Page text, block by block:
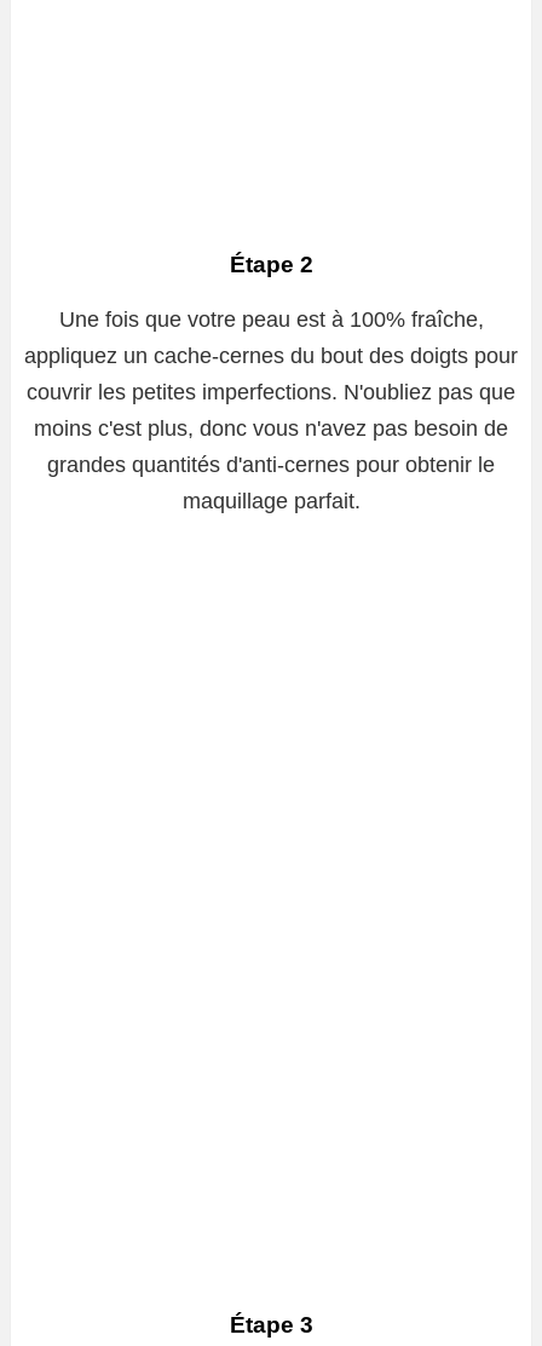
Étape 2
Une fois que votre peau est à 100% fraîche,
appliquez un cache-cernes du bout des doigts pour
couvrir les petites imperfections. N'oubliez pas que
moins c'est plus, donc vous n'avez pas besoin de
grandes quantités d'anti-cernes pour obtenir le
maquillage parfait.
Étape 3